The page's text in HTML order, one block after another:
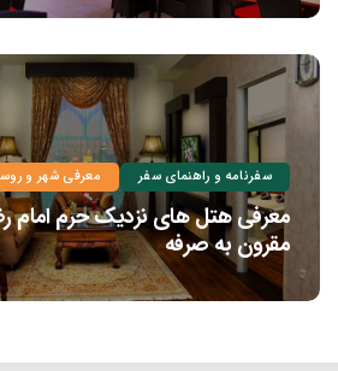
سفرنامه و راهنمای سفر معرفی شهر و
مقرون به صرفه